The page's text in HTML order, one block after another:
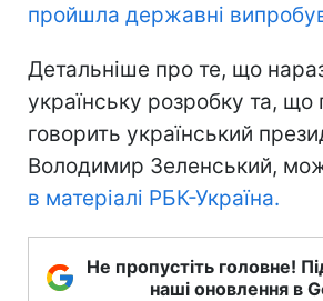
пройшла державні
Детальніше про те, що
українську розробку та, що
говорить український
Володимир Зеленський,
в матеріалі РБК-Україна.
Не пропустіть головне!
наші оновлення в